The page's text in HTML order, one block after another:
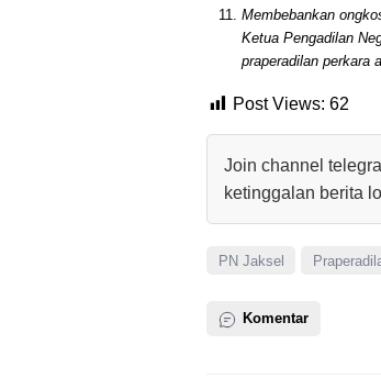
Membebankan
Ketua Pengadilan
praperadilan perkara
Post Views: 62
Join channel
ketinggalan berita
PN Jaksel
Komentar